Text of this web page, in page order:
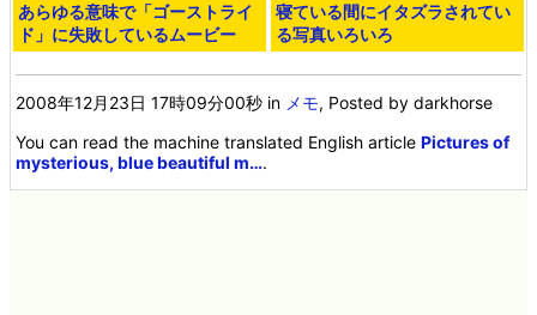
あらゆる意味で「ゴーストライ
ド」に失敗しているムービー
寝ている間にイタズラされてい
る写真いろいろ
2008年12月23日 17時09分00秒 in メモ, Posted by darkhorse
You can read the machine translated English articlePictures of
mysterious, blue beautiful m….